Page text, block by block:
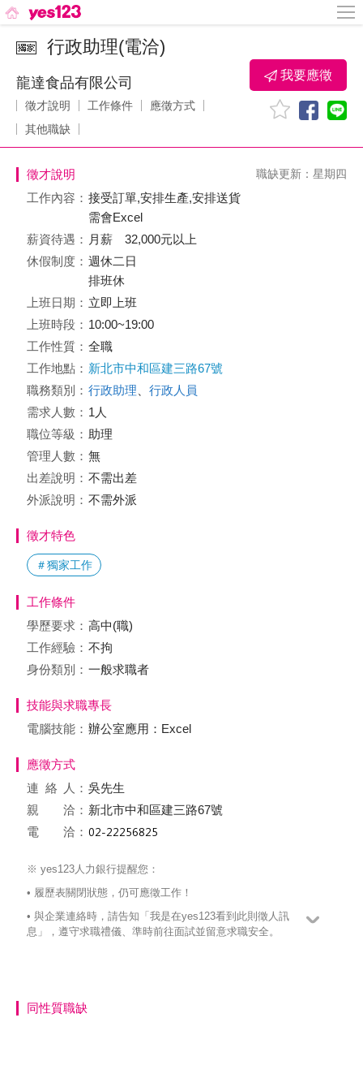
行政助理(電洽)
龍達食品有限公司
徵才說明 工作條件
應徵方式
其他職缺
我要應徵
徵才說明 職缺更新：星期四
工作內容： 接受訂單,安排生產,安排送貨
需會Excel
薪資待遇： 月薪 32,000元以上
休假制度： 週休二日
排班休
上班日期： 立即上班
上班時段： 10:00~19:00
工作性質： 全職
工作地點： 新北市中和區建三路67號
職務類別： 行政助理
行政人員
需求人數： 1人
職位等級： 助理
管理人數： 無
出差說明： 不需出差
外派說明： 不需外派
徵才特色
＃獨家工作
工作條件
學歷要求： 高中(職)
工作經驗： 不拘
身份類別： 一般求職者
技能與求職專長
電腦技能： 辦公室應用：Excel
應徵方式
連絡
人： 吳先生
親 洽： 新北市中和區建三路67號
電 洽：
※ yes123人力銀行提醒您：
• 履歷表關閉狀態，仍可應徵工作！
• 與企業連絡時，請告知「我是在yes123看到此則徵人訊
息」，遵守求職禮儀、準時前往面試並留意求職安全。
同性質職缺